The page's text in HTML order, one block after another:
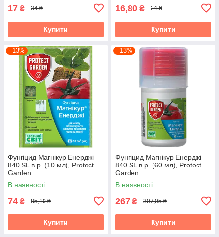
17 ₴ 34 ₴
Купити
16,80 ₴ 24 ₴
Купити
–13%
Фунгіцид Магнікур Енерджі
840 SL в.р. (10 мл), Protect
Garden
В наявності
74 ₴ 85,10 ₴
Купити
–13%
Фунгіцид Магнікур Енерджі
840 SL в.р. (60 мл), Protect
Garden
В наявності
267 ₴ 307,05 ₴
Купити